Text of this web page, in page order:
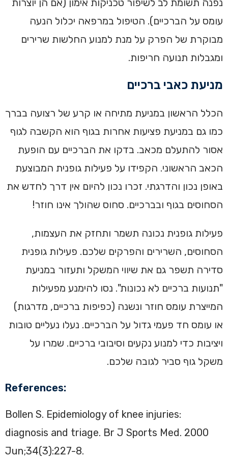
נפנה תשומת לב לשיפור טכניקות אימון (אם הן יוצרות
עומס על הברכיים). הטיפול במרפאה יכלול הנעה
מבוקרת של הפרק על מנת למנוע החלשות שרירים
ומגבלות תנועה חריפות.
מניעת כאבי ברכיים
הכלל הראשון במניעת מתיחה או קרע של רצועה בברך
כמו גם במניעת פציעות אחרות בגוף הוא הקשבה לגוף
אסור להתעלם מכאב. בדקו את הברכיים עם הופעת
הכאב הראשוני. הקפידו על פעילות גופנית המבוצעת
באופן נכון והדרגתי. זכרו נכון להיום אין דרך לחדש את
הסחוסים בגוף ובברכיים. סחוס שהולך אינו חוזר!
פעילות גופנית נכונה תשמר ותחזק את העצמות,
הסחוסים, השרירים והפרקים שלכם. פעילות גופנית
סדירה תשפר גם את שיווי המשקל ותעזור במניעת
"תנועות ברכיים לא נכונות". נסו להימנע מפעילות
המייצרת עומס חוזר ונשנה (כפיפות ברכיים, מדרגות)
או עומס חד פעמי גדול על הברכיים. נעלו נעליים טובות
ויציבות כדי למנוע נקעים וסיבובי ברכיים. שמרו על
משקל גוף סביר לגובה שלכם.
References:
Bollen S. Epidemiology of knee injuries:
diagnosis and triage. Br J Sports Med. 2000
Jun;34(3):227-8.